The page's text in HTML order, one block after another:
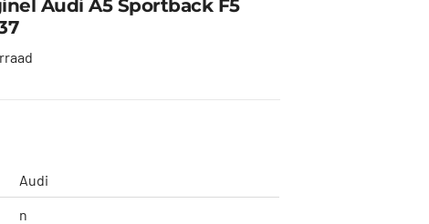
Audi A5 Sportback F5
Audi
n